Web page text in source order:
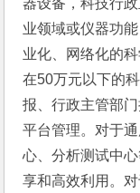
器设备，科技行
业领域或仪器功
业化、网络化的
在50万元以下的
报、行政主管部
平台管理。对于
心、分析测试中
享和高效利用。